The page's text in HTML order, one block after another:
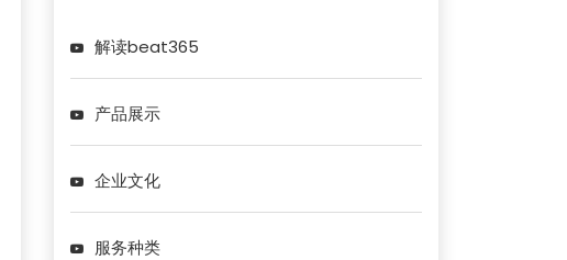
解读beat365
产品展示
企业文化
服务种类